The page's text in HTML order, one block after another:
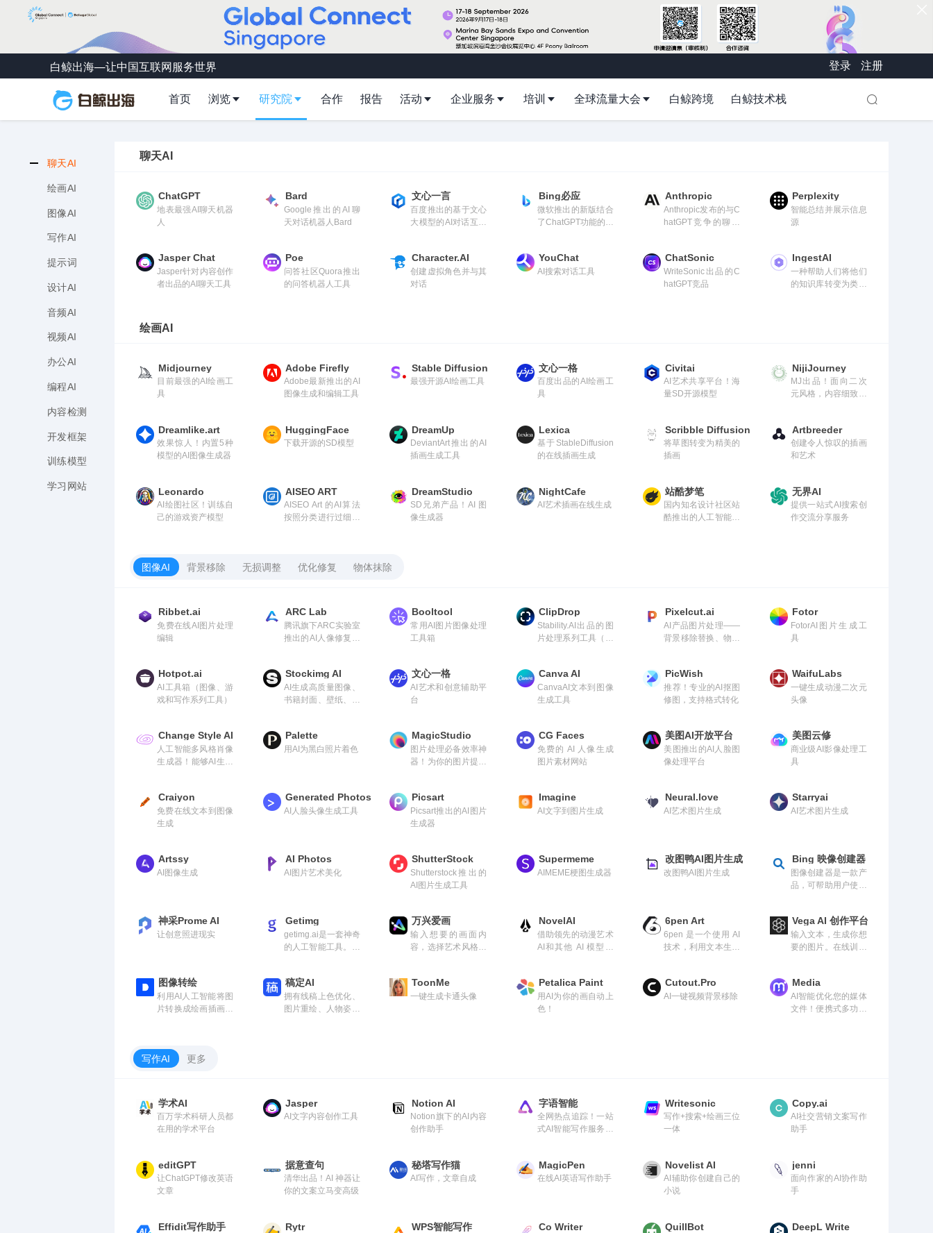
白鲸出海—让中国互联网服务世界 登录 注册
首页 浏览 研究院 合作 报告 活动 企业服务 培训 全球流量大会 白鲸跨境 白鲸技术栈
聊天AI
绘画AI
图像AI
写作AI
提示词
设计AI
音频AI
视频AI
办公AI
编程AI
内容检测
开发框架
训练模型
学习网站
聊天AI
ChatGPT
地表最强AI聊天机器
人
Bard
Google推出的AI聊
天对话机器人Bard
文心一言
百度推出的基于文心
大模型的AI对话互动
Bing必应
微软推出的新版结合
了ChatGPT功能的必
Anthropic
Anthropic发布的与C
hatGPT竞争的聊天
Perplexity
智能总结并展示信息
源
Jasper Chat
Jasper针对内容创作
者出品的AI聊天工具
Poe
问答社区Quora推出
的问答机器人工具
Character.AI
创建虚拟角色并与其
对话
YouChat
AI搜索对话工具
ChatSonic
WriteSonic出品的C
hatGPT竞品
IngestAI
一种帮助人们将他们
的知识库转变为类似
T、Word、Excel、P
owerPoint、Notio
n、Confluence等知
绘画AI
Midjourney
目前最强的AI绘画工
具
Adobe Firefly
Adobe最新推出的AI
图像生成和编辑工具
Stable Diffusion
最强开源AI绘画工具
文心一格
百度出品的AI绘画工
具
Civitai
AI艺术共享平台！海
量SD开源模型
NijiJourney
MJ出品！面向二次
元风格，内容细致拿
Dreamlike.art
效果惊人！内置5种
模型的AI图像生成器
HuggingFace
下载开源的SD模型
DreamUp
DeviantArt推出的AI
插画生成工具
Lexica
基于StableDiffusion
的在线插画生成
Scribble Diffusion
将草图转变为精美的
插画
Artbreeder
创建令人惊叹的插画
和艺术
Leonardo
AI绘图社区！训练自
己的游戏资产模型
AISEO ART
AISEO Art 的AI算法
按照分类进行过细致
DreamStudio
SD兄弟产品！AI 图
像生成器
NightCafe
AI艺术插画在线生成
站酷梦笔
国内知名设计社区站
酷推出的人工智能插
无界AI
提供一站式AI搜索创
作交流分享服务
图像AI 背景移除 无损调整 优化修复 物体抹除
Ribbet.ai
免费在线AI图片处理
编辑
ARC Lab
腾讯旗下ARC实验室
推出的AI人像修复、
Booltool
常用AI图片图像处理
工具箱
ClipDrop
Stability.AI出品的图
片处理系列工具（背
Pixelcut.ai
AI产品图片处理——
背景移除替换、物体
Fotor
FotorAI图片生成工
具
Hotpot.ai
AI工具箱（图像、游
戏和写作系列工具）
Stockimg AI
AI生成高质量图像、
书籍封面、壁纸、海
文心一格
AI艺术和创意辅助平
台
Canva AI
CanvaAI文本到图像
生成工具
PicWish
推荐！专业的AI抠图
修图，支持格式转化
WaifuLabs
一键生成动漫二次元
头像
Change Style AI
人工智能多风格肖像
生成器！能够AI生成
Palette
用AI为黑白照片着色
MagicStudio
图片处理必备效率神
器！为你的图片提供
CG Faces
免费的 AI 人像生成
图片素材网站
美图AI开放平台
美图推出的AI人脸图
像处理平台
美图云修
商业级AI影像处理工
具
Craiyon
免费在线文本到图像
生成
Generated Photos
AI人脸头像生成工具
Picsart
Picsart推出的AI图片
生成器
Imagine
AI文字到图片生成
Neural.love
AI艺术图片生成
Starryai
AI艺术图片生成
Artssy
AI图像生成
AI Photos
AI图片艺术美化
ShutterStock
Shutterstock推出的
AI图片生成工具
Supermeme
AIMEME梗图生成器
改图鸭AI图片生成
改图鸭AI图片生成
Bing 映像创建器
图像创建器是一款产
品，可帮助用户使用
后，AI将生成一组与
该提示匹配的图像。
神采Prome AI
让创意照进现实
Getimg
getimg.ai是一套神奇
的人工智能工具。按
展到原始边界之外，
或创建自定义AI模
型。
万兴爱画
输入想要的画面内
容，选择艺术风格，
能绘画。
NovelAI
借助领先的动漫艺术
AI和其他 AI 模型，
和时刻。
6pen Art
6pen 是一个使用 AI
技术，利用文本生成
通过文字描述画面内
容，风格，就可以得
Vega AI 创作平台
输入文本，生成你想
要的图片。在线训练
图像转绘
利用AI人工智能将图
片转换成绘画插画等
景、照片质感、3D
设计、油画质感等多
稿定AI
拥有线稿上色优化、
图片重绘、人物姿势
ToonMe
一键生成卡通头像
Petalica Paint
用AI为你的画自动上
色！
Cutout.Pro
AI一键视频背景移除
Media
AI智能优化您的媒体
文件！便携式多功能
写作AI 更多
学术AI
百万学术科研人员都
在用的学术平台
Jasper
AI文字内容创作工具
Notion AI
Notion旗下的AI内容
创作助手
字语智能
全网热点追踪！一站
式AI智能写作服务平
Writesonic
写作+搜索+绘画三位
一体
Copy.ai
AI社交营销文案写作
助手
editGPT
让ChatGPT修改英语
文章
据意查句
清华出品！AI 神器让
你的文案立马变高级
秘塔写作猫
AI写作，文章自成
MagicPen
在线AI英语写作助手
Novelist AI
AI辅助你创建自己的
小说
jenni
面向作家的AI协作助
手
Effidit写作助手 Rytr WPS智能写作 Co Writer QuillBot DeepL Write